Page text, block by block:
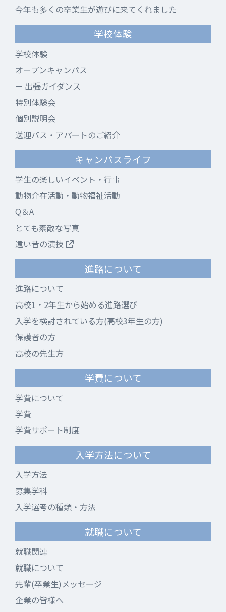
今年も多くの卒業生が遊びに来てくれました
学校体験
学校体験
オープンキャンパス
出張ガイダンス
特別体験会
個別説明会
送迎バス・アパートのご紹介
キャンパスライフ
学生の楽しいイベント・行事
動物介在活動・動物福祉活動
Q＆A
とても素敵な写真
遠い昔の演技
進路について
進路について
高校1・2年生から始める進路選び
入学を検討されている方(高校3年生の方)
保護者の方
高校の先生方
学費について
学費について
学費
学費サポート制度
入学方法について
入学方法
募集学科
入学選考の種類・方法
就職について
就職関連
就職について
先輩(卒業生)メッセージ
企業の皆様へ